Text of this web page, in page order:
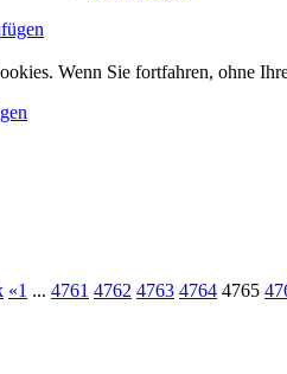
Wenn Sie fortfahren, ohne
«1 ... 4761 4762 4763 4764 4765